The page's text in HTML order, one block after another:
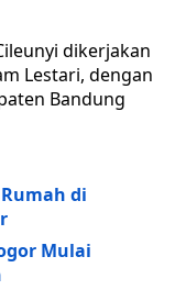
dikerjakan
Lestari, dengan
Bandung
di
Mulai